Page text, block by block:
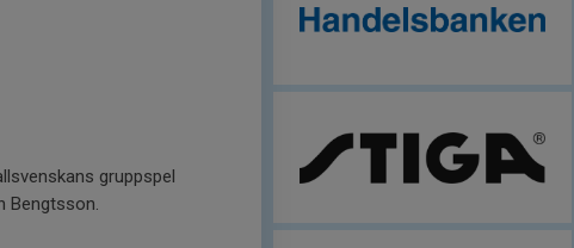
gruppspel
Bengtsson.